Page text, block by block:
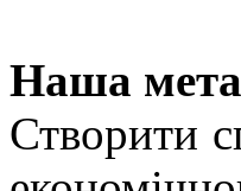
Наша мета
Створити